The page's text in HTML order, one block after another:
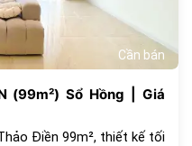
Cần bán
(99m²) Sổ Hồng | Giá
Điền 99m², thiết kế tối